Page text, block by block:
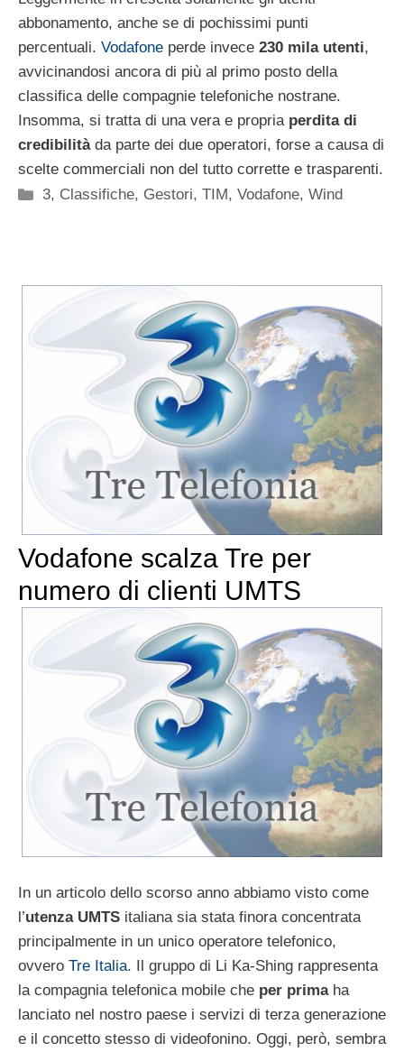
abbonamento, anche se di pochissimi punti
percentuali. Vodafone perde invece 230 mila utenti,
avvicinandosi ancora di più al primo posto della
classifica delle compagnie telefoniche nostrane.
Insomma, si tratta di una vera e propria perdita di
credibilitàda parte dei due operatori, forse a causa di
scelte commerciali non del tutto corrette e trasparenti.
Categorie
3, Classifiche, Gestori,TIM,Vodafone,Wind
Vodafone scalza Tre per
numero di clienti UMTS
In un articolo dello scorso anno abbiamo visto come
l’utenza UMTS italiana sia stata finora concentrata
principalmente in un unico operatore telefonico,
ovvero Tre Italia. Il gruppo di Li Ka-Shing rappresenta
la compagnia telefonica mobile che per primaha
lanciato nel nostro paese i servizi di terza generazione
e il concetto stesso di videofonino. Oggi, però, sembra